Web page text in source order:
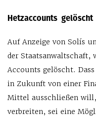
Hetzaccounts gelöscht
Auf Anzeige von Solís
der Staatsanwaltschaft,
Accounts gelöscht.
in Zukunft von einer
Mittel ausschließen
verbreiten, sei eine